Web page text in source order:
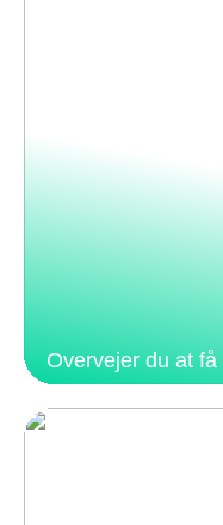
Overvejer du at